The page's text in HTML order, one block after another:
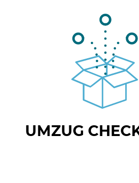
UMZUG